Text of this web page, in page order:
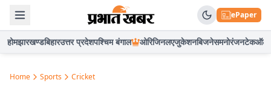
ePaper
होमझारखण्डबिहारउत्तर प्रदेशपश्चिम बंगाल ओरिजिनलएजुकेशनबिजनेसमनोरंजनटेकऑटो
Home Sports Cricket